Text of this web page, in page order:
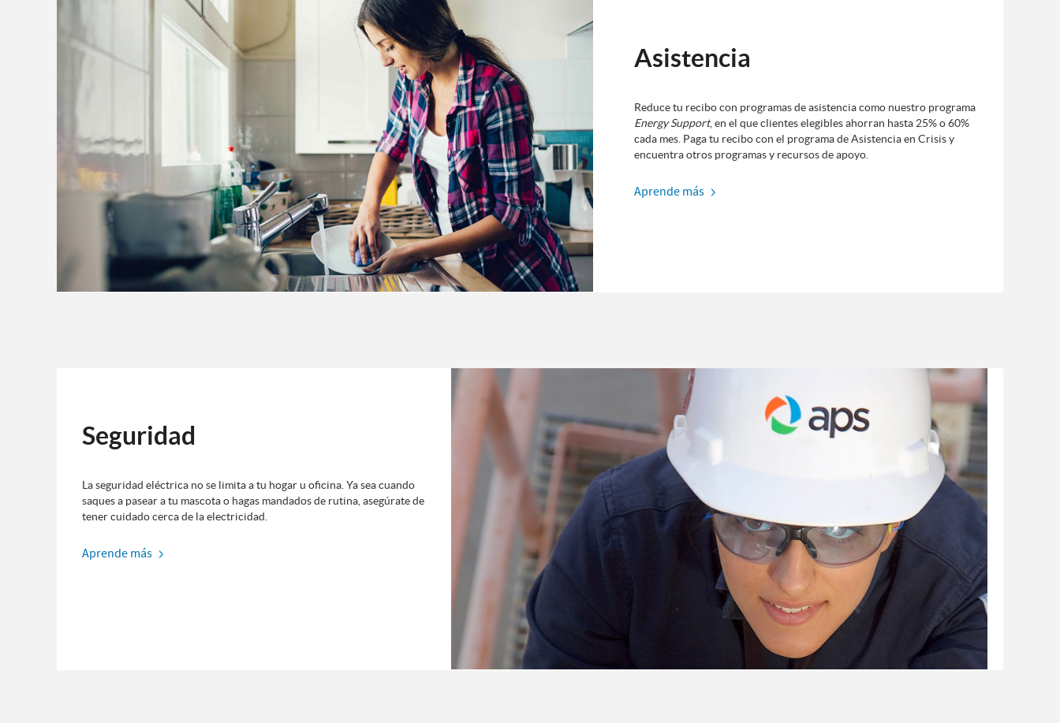
Asistencia
Reduce tu recibo con programas de asistencia como nuestro programa
Energy Support, en el que clientes elegibles ahorran hasta 25% o 60%
cada mes. Paga tu recibo con el programa de Asistencia en Crisis y
encuentra otros programas y recursos de apoyo.
Aprende más
Seguridad
La seguridad eléctrica no se limita a tu hogar u oficina. Ya sea cuando
saques a pasear a tu mascota o hagas mandados de rutina, asegúrate de
tener cuidado cerca de la electricidad.
Aprende más